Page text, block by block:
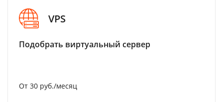
VPS
Подобрать виртуальный сервер
От 30 руб./месяц